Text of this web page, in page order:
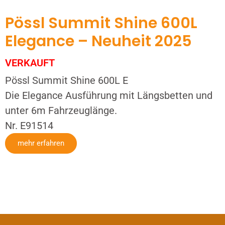
Pössl Summit Shine 600L
Elegance – Neuheit 2025
VERKAUFT
Pössl Summit Shine 600L E
Die Elegance Ausführung mit Längsbetten und
unter 6m Fahrzeuglänge.
Nr. E91514
mehr erfahren